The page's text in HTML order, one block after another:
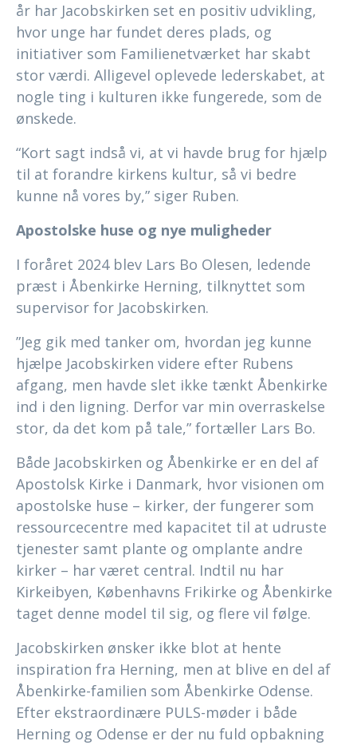
år har Jacobskirken set en positiv udvikling,
hvor unge har fundet deres plads, og
initiativer som Familienetværket har skabt
stor værdi. Alligevel oplevede lederskabet, at
nogle ting i kulturen ikke fungerede, som de
ønskede.
“Kort sagt indså vi, at vi havde brug for hjælp
til at forandre kirkens kultur, så vi bedre
kunne nå vores by,” siger Ruben.
Apostolske huse og nye muligheder
I foråret 2024 blev Lars Bo Olesen, ledende
præst i Åbenkirke Herning, tilknyttet som
supervisor for Jacobskirken.
”Jeg gik med tanker om, hvordan jeg kunne
hjælpe Jacobskirken videre efter Rubens
afgang, men havde slet ikke tænkt Åbenkirke
ind i den ligning. Derfor var min overraskelse
stor, da det kom på tale,” fortæller Lars Bo.
Både Jacobskirken og Åbenkirke er en del af
Apostolsk Kirke i Danmark, hvor visionen om
apostolske huse – kirker, der fungerer som
ressourcecentre med kapacitet til at udruste
tjenester samt plante og omplante andre
kirker – har været central. Indtil nu har
Kirkeibyen, Københavns Frikirke og Åbenkirke
taget denne model til sig, og flere vil følge.
Jacobskirken ønsker ikke blot at hente
inspiration fra Herning, men at blive en del af
Åbenkirke-familien som Åbenkirke Odense.
Efter ekstraordinære PULS-møder i både
Herning og Odense er der nu fuld opbakning